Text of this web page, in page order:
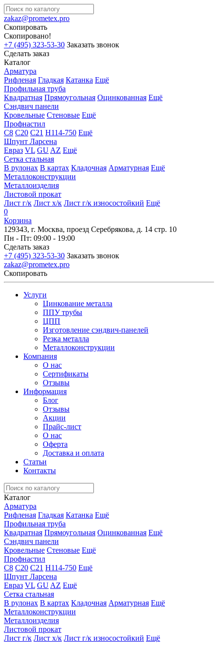
zakaz@prometex.pro
Скопировать
Скопировано!
+7 (495) 323-53-30 Заказать звонок
Сделать заказ
Каталог
Арматура
Рифленая Гладкая Катанка Ещё
Профильная труба
Квадратная Прямоугольная Оцинкованная Ещё
Сэндвич панели
Кровельные Стеновые Ещё
Профнастил
С8 С20 С21 Н114-750 Ещё
Шпунт Ларсена
Евраз VL GU AZ Ещё
Сетка стальная
В рулонах В картах Кладочная Арматурная Ещё
Металлоконструкции
Металлоизделия
Листовой прокат
Лист г/к Лист х/к Лист г/к износостойкий Ещё
0
Корзина
129343, г. Москва, проезд Серебрякова, д. 14 стр. 10
Пн - Пт: 09:00 - 19:00
Сделать заказ
+7 (495) 323-53-30 Заказать звонок
zakaz@prometex.pro
Скопировать
Услуги
Цинкование металла
ППУ трубы
ЦПП
Изготовление сэндвич-панелей
Резка металла
Металлоконструкции
Компания
О нас
Сертификаты
Отзывы
Информация
Блог
Отзывы
Акции
Прайс-лист
О нас
Оферта
Доставка и оплата
Статьи
Контакты
Каталог
Арматура
Рифленая Гладкая Катанка Ещё
Профильная труба
Квадратная Прямоугольная Оцинкованная Ещё
Сэндвич панели
Кровельные Стеновые Ещё
Профнастил
С8 С20 С21 Н114-750 Ещё
Шпунт Ларсена
Евраз VL GU AZ Ещё
Сетка стальная
В рулонах В картах Кладочная Арматурная Ещё
Металлоконструкции
Металлоизделия
Листовой прокат
Лист г/к Лист х/к Лист г/к износостойкий Ещё